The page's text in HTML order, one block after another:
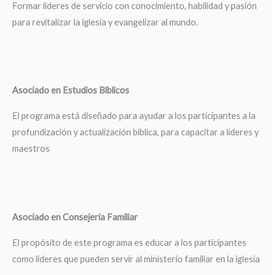
Formar líderes de servicio con conocimiento, habilidad y pasión
para revitalizar la iglesia y evangelizar al mundo.
Asociado en Estudios Bíblicos
El programa está diseñado para ayudar a los participantes a la
profundización y actualización bíblica, para capacitar a líderes y
maestros
Asociado en Consejería Familiar
El propósito de este programa es educar a los participantes
como líderes que pueden servir al ministerio familiar en la iglesia